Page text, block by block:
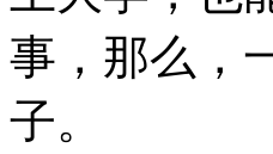
事，那么，
子。